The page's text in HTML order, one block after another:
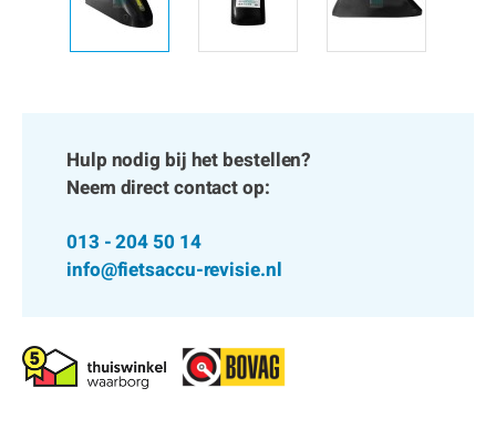
Hulp nodig bij het bestellen?
Neem direct contact op:
013 - 204 50 14
info@fietsaccu-revisie.nl